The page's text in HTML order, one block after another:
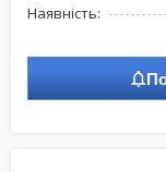
Наявність: